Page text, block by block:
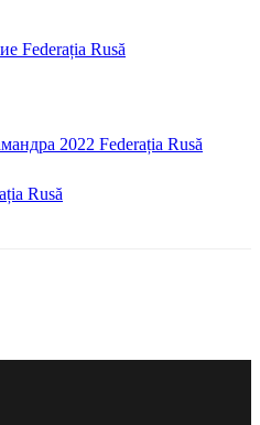
Federația Rusă
2022 Federația Rusă
Rusă